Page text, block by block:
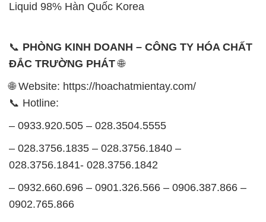
Liquid 98% Hàn Quốc Korea
📞 PHÒNG KINH DOANH – CÔNG TY HÓA CHẤT
ĐẮC TRƯỜNG PHÁT🌐
🌐 Website: https://hoachatmientay.com/
📞 Hotline:
– 0933.920.505 – 028.3504.5555
– 028.3756.1835 – 028.3756.1840 –
028.3756.1841- 028.3756.1842
– 0932.660.696 – 0901.326.566 – 0906.387.866 –
0902.765.866